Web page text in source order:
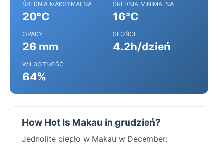
ŚREDNIA MAKSYMALNA
20°C
ŚREDNIA MINIMALNA
16°C
OPADY
26 mm
SŁOŃCE
4.2h/dzień
WILGOTNOŚĆ
64%
How Hot Is Makau in grudzień?
Jednolite ciepło w Makau w December: